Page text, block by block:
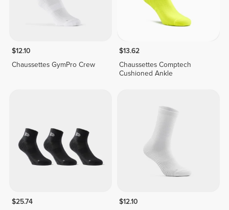
$12.10
Chaussettes GymPro Crew
$13.62
Chaussettes Comptech
Cushioned Ankle
$25.74
$12.10